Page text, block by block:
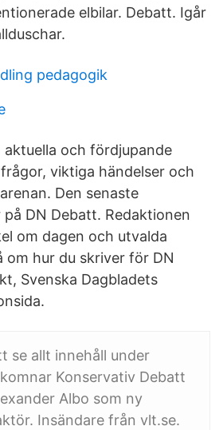
elbilar. Debatt. Igår
pedagogik
aktuella och fördjupande
viktiga händelser och
Den senaste
DN Debatt. Redaktionen
om dagen och utvalda
om hur du skriver för DN
Svenska Dagbladets
se allt innehåll under
Konservativ Debatt
Albo som ny
Insändare från vlt.se.